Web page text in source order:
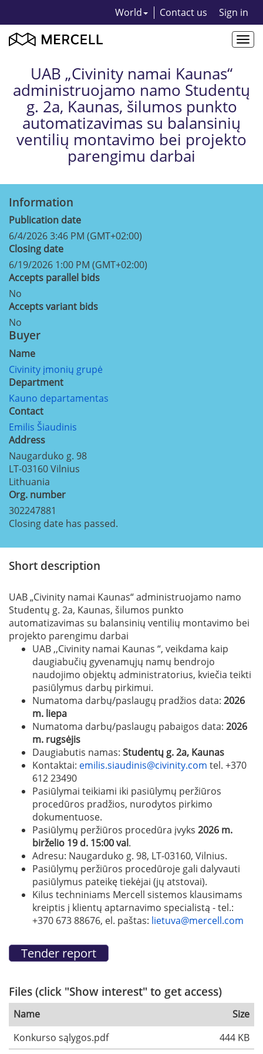
World Contact us Sign in
UAB „Civinity namai Kaunas“
administruojamo namo Studentų
g. 2a, Kaunas, šilumos punkto
automatizavimas su balansinių
ventilių montavimo bei projekto
parengimu darbai
Information
Publication date
6/4/2026 3:46 PM (GMT+02:00)
Closing date
6/19/2026 1:00 PM (GMT+02:00)
Accepts parallel bids
No
Accepts variant bids
No
Buyer
Name
Civinity įmonių grupė
Department
Kauno departamentas
Contact
Emilis Šiaudinis
Address
Naugarduko g. 98
LT-03160Vilnius
Lithuania
Org. number
302247881
Closing date has passed.
Short description
UAB „Civinity namai Kaunas“ administruojamo namo
Studentų g. 2a, Kaunas, šilumos punkto
automatizavimas su balansinių ventilių montavimo bei
projekto parengimu darbai
UAB ,,Civinity namai Kaunas “, veikdama kaip
daugiabučių gyvenamųjų namų bendrojo
naudojimo objektų administratorius, kviečia teikti
pasiūlymus darbų pirkimui.
Numatoma darbų/paslaugų pradžios data: 2026
m. liepa
Numatoma darbų/paslaugų pabaigos data: 2026
m. rugsėjis
Daugiabutis namas: Studentų g. 2a, Kaunas
Kontaktai: emilis.siaudinis@civinity.com tel. +370
612 23490
Pasiūlymai teikiami iki pasiūlymų peržiūros
procedūros pradžios, nurodytos pirkimo
dokumentuose.
Pasiūlymų peržiūros procedūra įvyks 2026 m.
birželio 19 d. 15:00 val.
Adresu: Naugarduko g. 98, LT-03160, Vilnius.
Pasiūlymų peržiūros procedūroje gali dalyvauti
pasiūlymus pateikę tiekėjai (jų atstovai).
Kilus techniniams Mercell sistemos klausimams
kreiptis į klientų aptarnavimo specialistą - tel.:
+370 673 88676, el. paštas: lietuva@mercell.com
Files (click "Show interest" to get access)
Name
Size
Konkurso sąlygos.pdf
444 KB